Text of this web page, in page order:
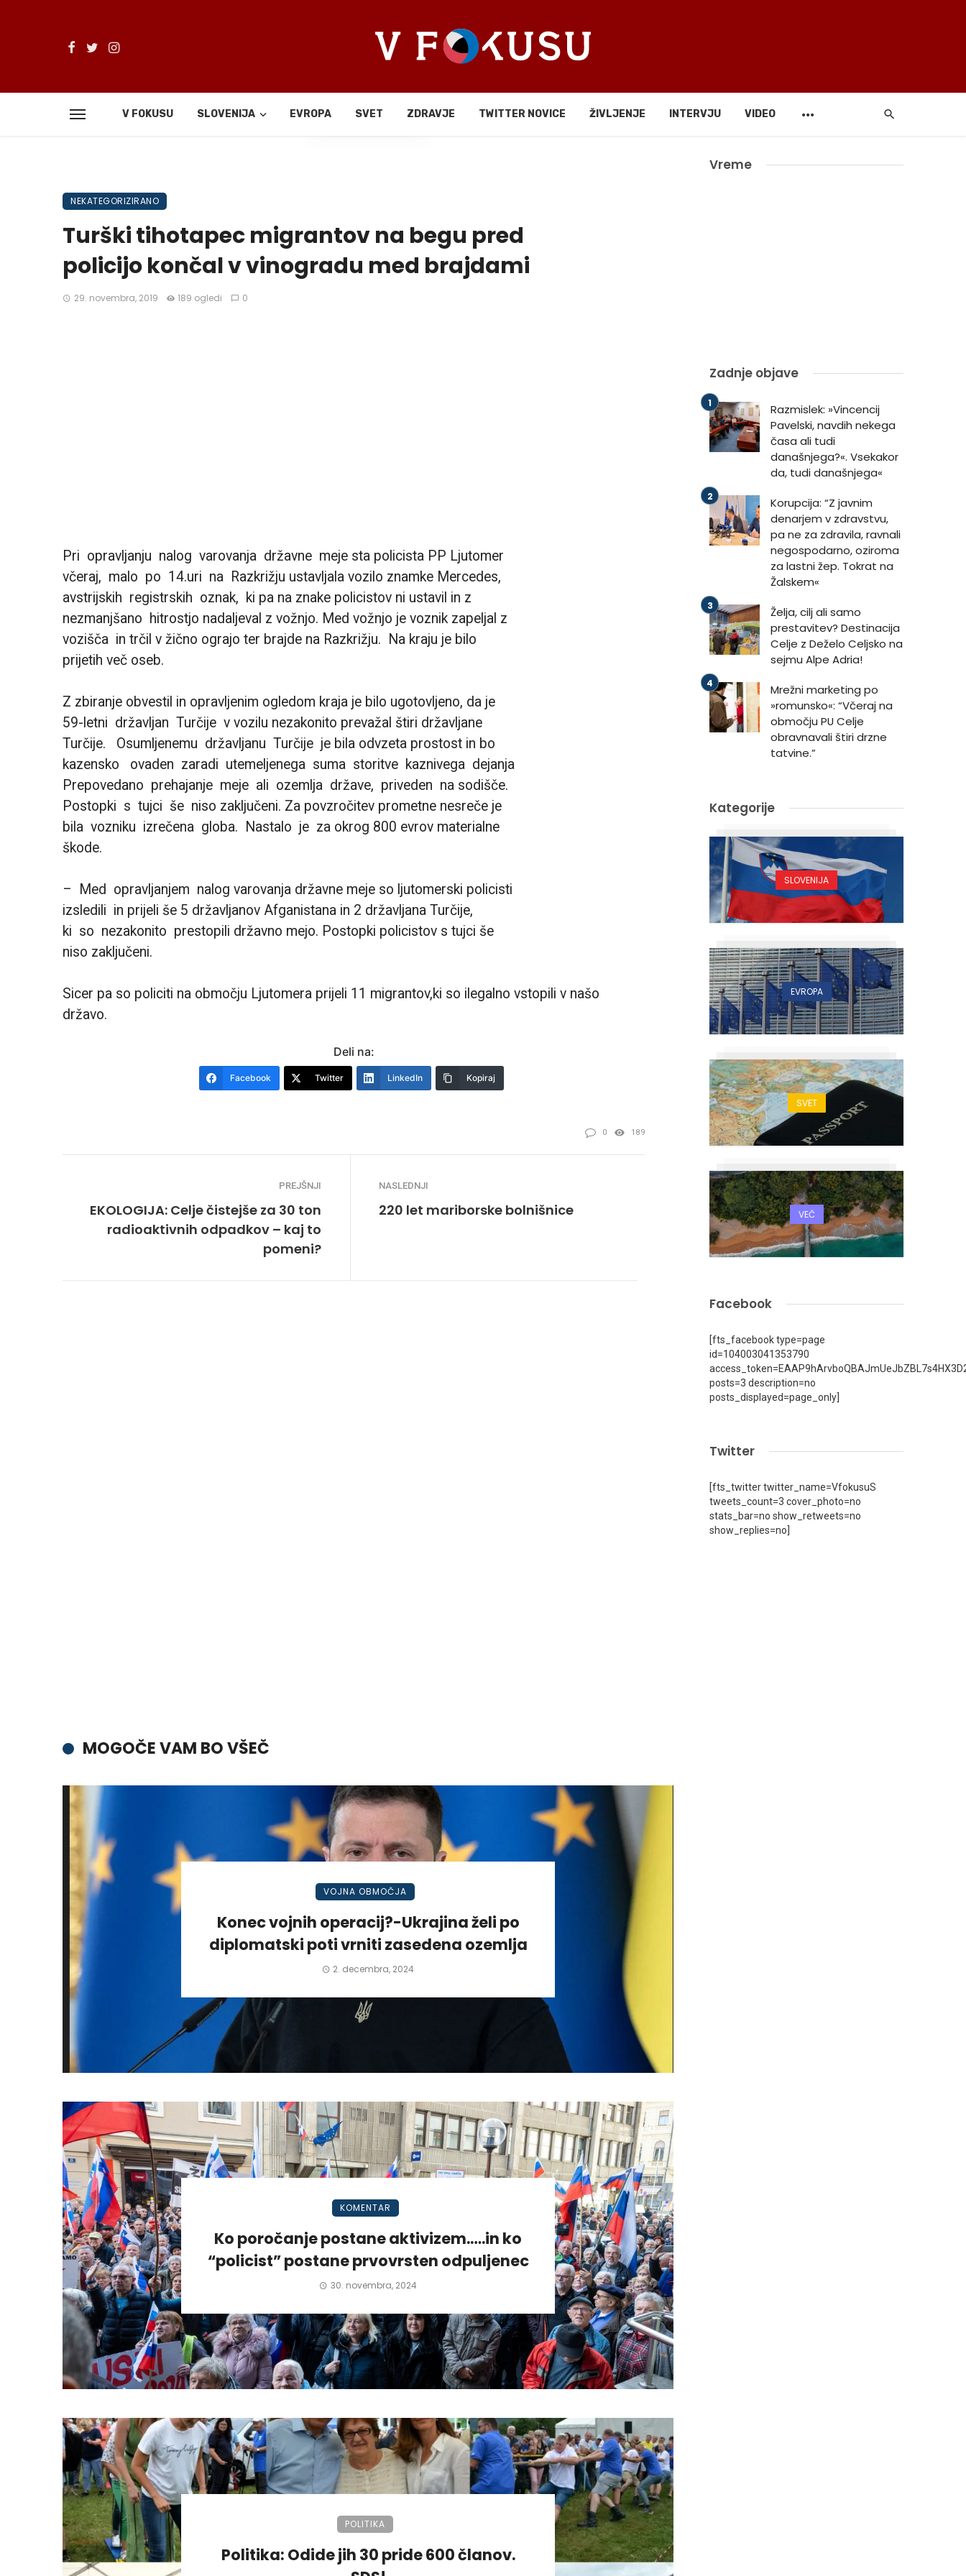
V FOKUSU SLOVENIJA EVROPA SVET ZDRAVJE TWITTER NOVICE ŽIVLJENJE INTERVJU VIDEO
Deli
NEKATEGORIZIRANO
Turški tihotapec migrantov na begu pred
policijo končal v vinogradu med brajdami
29. novembra, 2019 189 ogledi 0
Pri opravljanju nalog varovanja državne meje sta policista PP Ljutomer
včeraj, malo po 14.uri na Razkrižju ustavljala vozilo znamke Mercedes,
avstrijskih registrskih oznak, ki pa na znake policistov ni ustavil in z
nezmanjšano hitrostjo nadaljeval z vožnjo. Med vožnjo je voznik zapeljal z
vozišča in trčil v žično ograjo ter brajde na Razkrižju. Na kraju je bilo
prijetih več oseb.
Z zbiranje obvestil in opravljenim ogledom kraja je bilo ugotovljeno, da je
59-letni državljan Turčije v vozilu nezakonito prevažal štiri državljane
Turčije. Osumljenemu državljanu Turčije je bila odvzeta prostost in bo
kazensko ovaden zaradi utemeljenega suma storitve kaznivega dejanja
Prepovedano prehajanje meje ali ozemlja države, priveden na sodišče.
Postopki s tujci še niso zaključeni. Za povzročitev prometne nesreče je
bila vozniku izrečena globa. Nastalo je za okrog 800 evrov materialne
škode.
– Med opravljanjem nalog varovanja državne meje so ljutomerski policisti
izsledili in prijeli še 5 državljanov Afganistana in 2 državljana Turčije,
ki so nezakonito prestopili državno mejo. Postopki policistov s tujci še
niso zaključeni.
Sicer pa so policiti na območju Ljutomera prijeli 11 migrantov,ki so ilegalno vstopili v našo
državo.
Deli na:
Facebook Twitter LinkedIn Kopiraj
0 189
PREJŠNJI
EKOLOGIJA: Celje čistejše za 30 ton
radioaktivnih odpadkov – kaj to
pomeni?
NASLEDNJI
220 let mariborske bolnišnice
MOGOČE VAM BO VŠEČ
VOJNA OBMOČJA
Konec vojnih operacij?-Ukrajina želi po
diplomatski poti vrniti zasedena ozemlja
2. decembra, 2024
KOMENTAR
Ko poročanje postane aktivizem.….in ko
“policist” postane prvovrsten odpuljenec
30. novembra, 2024
POLITIKA
Politika: Odide jih 30 pride 600 članov.
Vreme
Zadnje objave
Razmislek: »Vincencij
Pavelski, navdih nekega
časa ali tudi
današnjega?«. Vsekakor
da, tudi današnjega«
Korupcija: “Z javnim
denarjem v zdravstvu,
pa ne za zdravila, ravnali
negospodarno, oziroma
za lastni žep. Tokrat na
Žalskem«
Želja, cilj ali samo
prestavitev? Destinacija
Celje z Deželo Celjsko na
sejmu Alpe Adria!
Mrežni marketing po
»romunsko«: “Včeraj na
območju PU Celje
obravnavali štiri drzne
tatvine.”
Kategorije
SLOVENIJA
EVROPA
SVET
VEČ
Facebook
[fts_facebook type=page
id=104003041353790
posts=3 description=no
posts_displayed=page_only]
Twitter
[fts_twitter twitter_name=VfokusuS
tweets_count=3 cover_photo=no
stats_bar=no show_retweets=no
show_replies=no]